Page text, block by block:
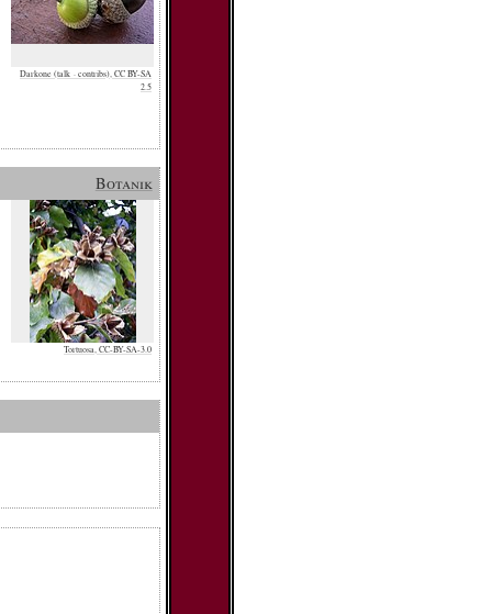
Darkone (talk · contribs), CC BY-SA
2.5
Botanik
Tortuosa, CC-BY-SA-3.0